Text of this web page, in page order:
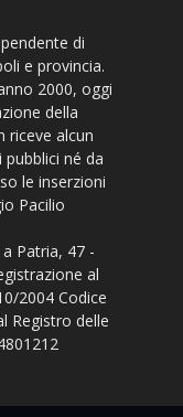
di
e provincia.
2000, oggi
della
riceve alcun
né da
le inserzioni
Pacilio
Patria, 47 -
al
2004 Codice
Registro delle